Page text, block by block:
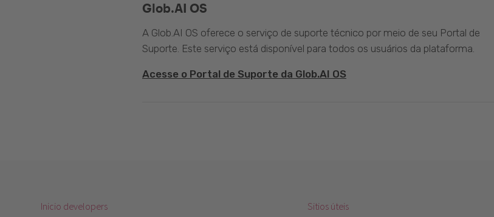
Glob.AI OS
A Glob.AI OS oferece o serviço de suporte técnico por meio de seu Portal de
Suporte. Este serviço está disponível para todos os usuários da plataforma.
Acesse o Portal de Suporte da Glob.AI OS
Inicio developers Sitios úteis